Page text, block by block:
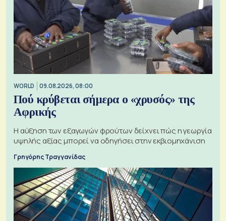
WORLD 09.08.2026, 08:00
Πού κρύβεται σήμερα ο «χρυσός» της
Αφρικής
Η αύξηση των εξαγωγών φρούτων δείχνει πώς η γεωργία
υψηλής αξίας μπορεί να οδηγήσει στην εκβιομηχάνιση
Γρηγόρης Τραγγανίδας